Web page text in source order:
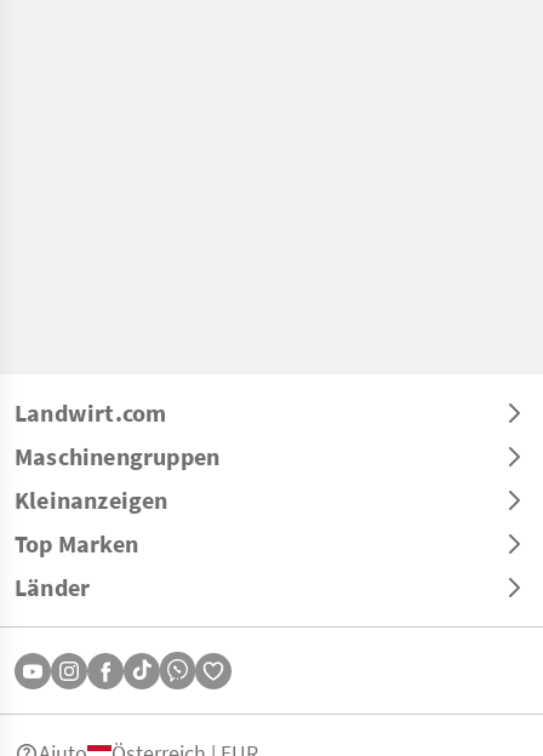
Landwirt.com
Maschinengruppen
Kleinanzeigen
Top Marken
Länder